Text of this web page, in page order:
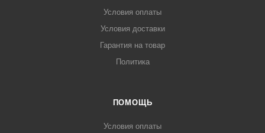
Условия оплаты
Условия доставки
Гарантия на товар
Политика
ПОМОЩЬ
Условия оплаты